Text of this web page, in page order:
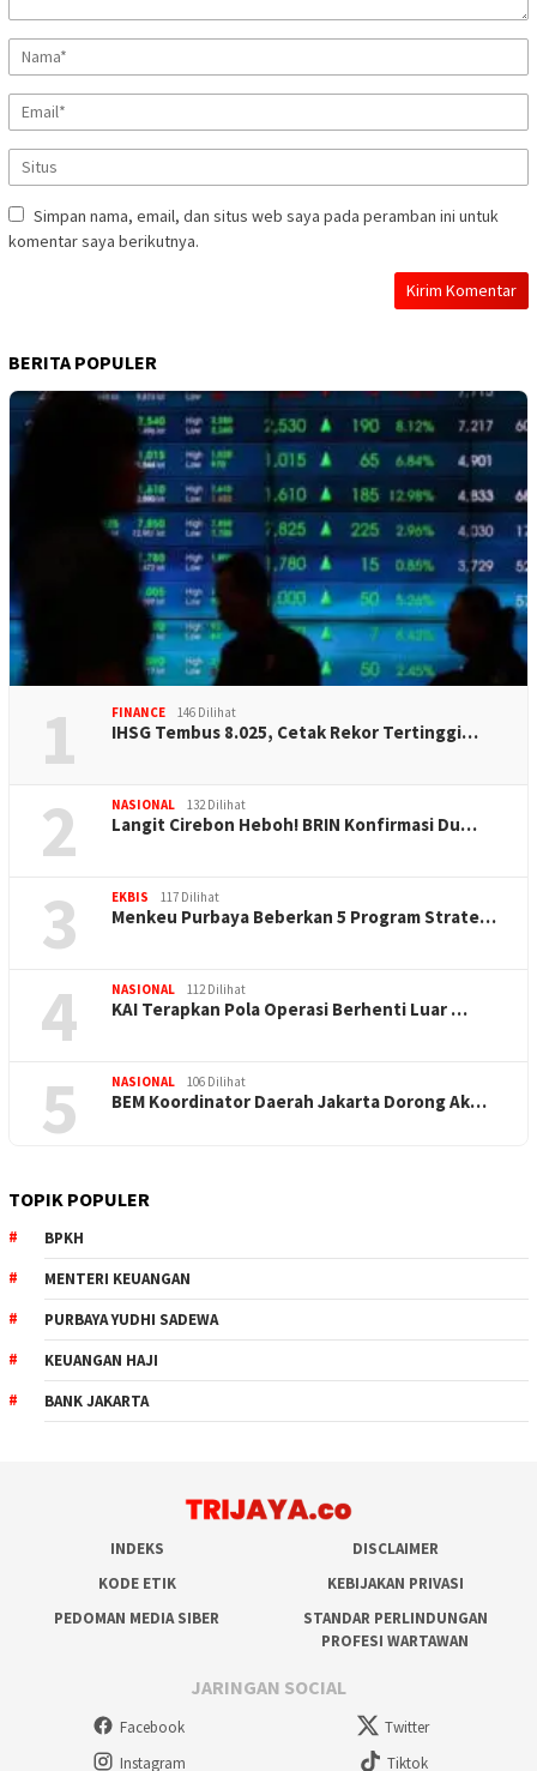
Simpan nama, email, dan situs web saya pada peramban ini untuk
komentar saya berikutnya.
BERITA POPULER
1 FINANCE 146 Dilihat
IHSG Tembus 8.025, Cetak Rekor Tertinggi…
2 NASIONAL 132 Dilihat
Langit Cirebon Heboh! BRIN Konfirmasi Du…
3 EKBIS 117 Dilihat
Menkeu Purbaya Beberkan 5 Program Strate…
4 NASIONAL 112 Dilihat
KAI Terapkan Pola Operasi Berhenti Luar …
5 NASIONAL 106 Dilihat
BEM Koordinator Daerah Jakarta Dorong Ak…
TOPIK POPULER
BPKH
MENTERI KEUANGAN
PURBAYA YUDHI SADEWA
KEUANGAN HAJI
BANK JAKARTA
INDEKS
DISCLAIMER
KODE ETIK
KEBIJAKAN PRIVASI
PEDOMAN MEDIA SIBER
STANDAR PERLINDUNGAN
PROFESI WARTAWAN
JARINGAN SOCIAL
Facebook
Twitter
Instagram
Tiktok